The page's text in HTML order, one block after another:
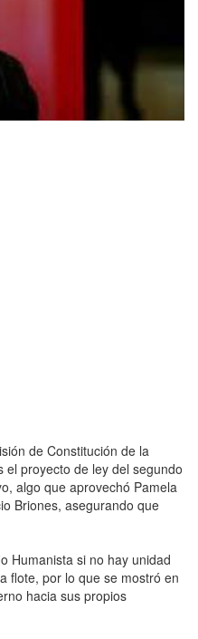
de Constitución de la
proyecto de ley del segundo
algo que aprovechó Pamela
Briones, asegurando que
Humanista si no hay unidad
flote, por lo que se mostró en
hacia sus propios